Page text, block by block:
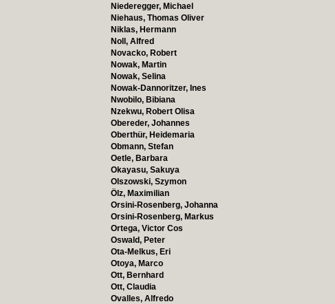
Niederegger, Michael
Niehaus, Thomas Oliver
Niklas, Hermann
Noll, Alfred
Novacko, Robert
Nowak, Martin
Nowak, Selina
Nowak-Dannoritzer, Ines
Nwobilo, Bibiana
Nzekwu, Robert Olisa
Obereder, Johannes
Oberthür, Heidemaria
Obmann, Stefan
Oetle, Barbara
Okayasu, Sakuya
Olszowski, Szymon
Ölz, Maximilian
Orsini-Rosenberg, Johanna
Orsini-Rosenberg, Markus
Ortega, Victor Cos
Oswald, Peter
Ota-Melkus, Eri
Otoya, Marco
Ott, Bernhard
Ott, Claudia
Ovalles, Alfredo